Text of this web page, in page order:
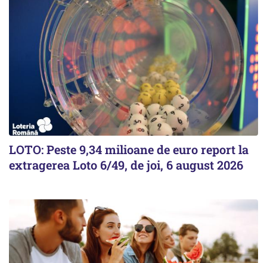
LOTO: Peste 9,34 milioane de euro report la
extragerea Loto 6/49, de joi, 6 august 2026